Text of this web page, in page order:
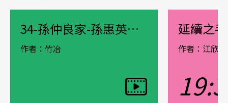
34-孫仲良家-孫惠英自介
作者：竹冶
觀看影片
延續之
作者：江欣潔